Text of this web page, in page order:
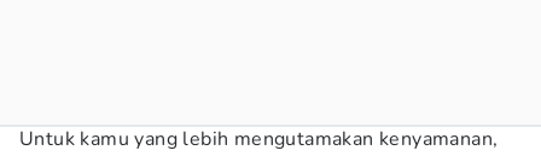
Untuk kamu yang lebih mengutamakan kenyamanan,